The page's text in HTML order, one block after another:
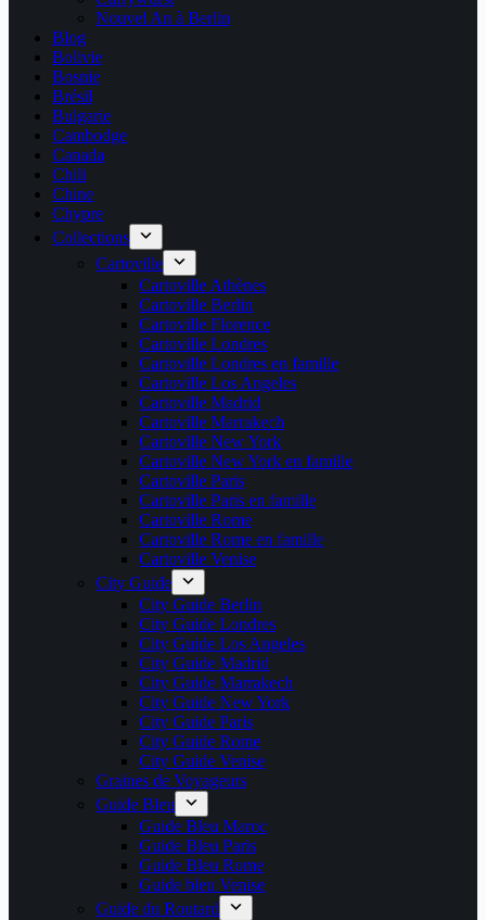
Nouvel An à Berlin
Blog
Bolivie
Bosnie
Brésil
Bulgarie
Cambodge
Canada
Chili
Chine
Chypre
Collections
Cartoville
Cartoville Athènes
Cartoville Berlin
Cartoville Florence
Cartoville Londres
Cartoville Londres en famille
Cartoville Los Angeles
Cartoville Madrid
Cartoville Marrakech
Cartoville New York
Cartoville New York en famille
Cartoville Paris
Cartoville Paris en famille
Cartoville Rome
Cartoville Rome en famille
Cartoville Venise
City Guide
City Guide Berlin
City Guide Londres
City Guide Los Angeles
City Guide Madrid
City Guide Marrakech
City Guide New York
City Guide Paris
City Guide Rome
City Guide Venise
Graines de Voyageurs
Guide Bleu
Guide Bleu Maroc
Guide Bleu Paris
Guide Bleu Rome
Guide bleu Venise
Guide du Routard